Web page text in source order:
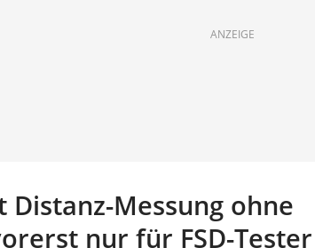
ANZEIGE
Messung ohne
nur für FSD-Tester